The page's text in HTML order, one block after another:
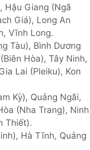
Hậu Giang (Ngã
Giá), Long An
Vĩnh Long.
Tàu), Bình Dương
Hòa), Tây Ninh,
Lai (Pleiku), Kon
Kỳ), Quảng Ngãi,
(Nha Trang), Ninh
Thiết).
Hà Tĩnh, Quảng